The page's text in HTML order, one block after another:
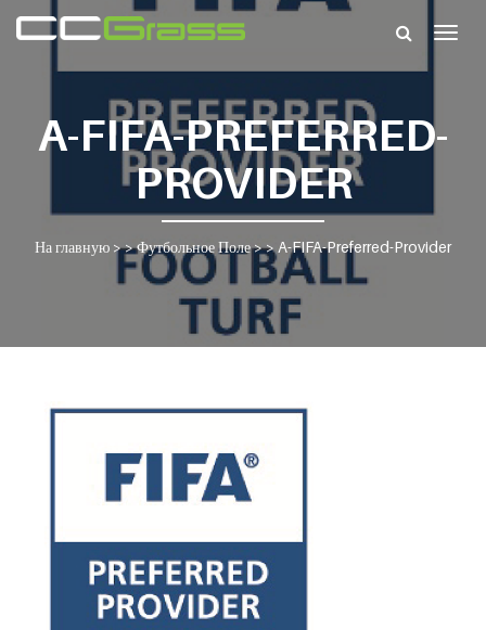
A-FIFA-PREFERRED-
PROVIDER
На главную > >Футбольное Поле> > A-FIFA-Preferred-Provider